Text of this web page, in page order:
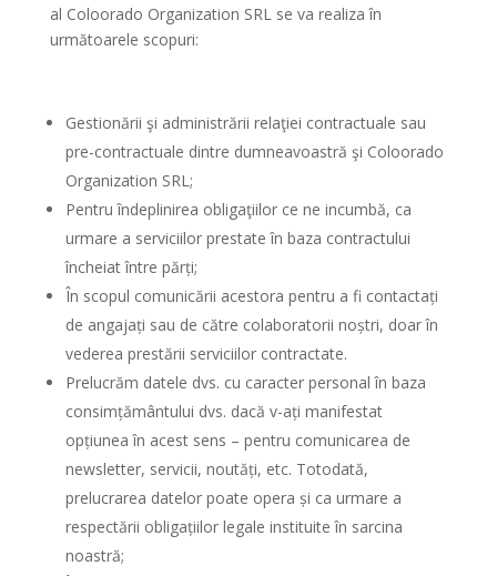
al Coloorado Organization SRL se va realiza în
următoarele scopuri:
Gestionării şi administrării relaţiei contractuale sau
pre-contractuale dintre dumneavoastră şi Coloorado
Organization SRL;
Pentru îndeplinirea obligaţiilor ce ne incumbă, ca
urmare a serviciilor prestate în baza contractului
încheiat între părți;
În scopul comunicării acestora pentru a fi contactați
de angajați sau de către colaboratorii noștri, doar în
vederea prestării serviciilor contractate.
Prelucrăm datele dvs. cu caracter personal în baza
consimțământului dvs. dacă v-ați manifestat
opțiunea în acest sens – pentru comunicarea de
newsletter, servicii, noutăți, etc. Totodată,
prelucrarea datelor poate opera și ca urmare a
respectării obligațiilor legale instituite în sarcina
noastră;